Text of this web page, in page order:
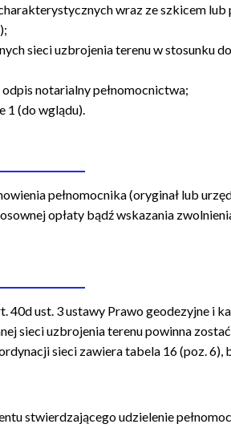
wraz ze szkicem
sieci uzbrojenia terenu w stosunku
notarialny pełnomocnictwa;
1 (do wglądu).
pełnomocnika (oryginał lub
opłaty bądź wskazania
40d ust. 3 ustawy Prawo geodezyjne i
sieci uzbrojenia terenu powinna
sieci zawiera tabela 16 (poz. 6),
stwierdzającego udzielenie